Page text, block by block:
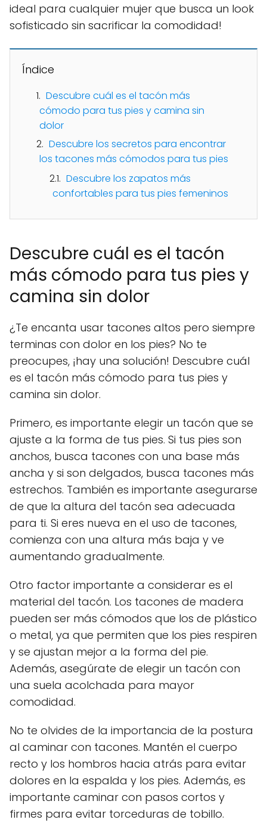
ideal para cualquier mujer que busca un look
sofisticado sin sacrificar la comodidad!
Índice
Descubre cuál es el tacón más
cómodo para tus pies y camina sin
dolor
Descubre los secretos para encontrar
los tacones más cómodos para tus pies
Descubre los zapatos más
confortables para tus pies femeninos
Descubre cuál es el tacón
más cómodo para tus pies y
camina sin dolor
¿Te encanta usar tacones altos pero siempre
terminas con dolor en los pies? No te
preocupes, ¡hay una solución! Descubre cuál
es el tacón más cómodo para tus pies y
camina sin dolor.
Primero, es importante elegir un tacón que se
ajuste a la forma de tus pies. Si tus pies son
anchos, busca tacones con una base más
ancha y si son delgados, busca tacones más
estrechos. También es importante asegurarse
de que la altura del tacón sea adecuada
para ti. Si eres nueva en el uso de tacones,
comienza con una altura más baja y ve
aumentando gradualmente.
Otro factor importante a considerar es el
material del tacón. Los tacones de madera
pueden ser más cómodos que los de plástico
o metal, ya que permiten que los pies respiren
y se ajustan mejor a la forma del pie.
Además, asegúrate de elegir un tacón con
una suela acolchada para mayor
comodidad.
No te olvides de la importancia de la postura
al caminar con tacones. Mantén el cuerpo
recto y los hombros hacia atrás para evitar
dolores en la espalda y los pies. Además, es
importante caminar con pasos cortos y
firmes para evitar torceduras de tobillo.